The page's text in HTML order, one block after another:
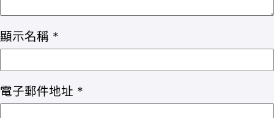
顯示名稱 *
電子郵件地址 *